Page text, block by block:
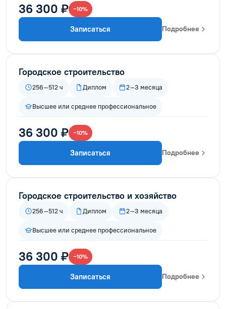
36 300 ₽ −10%
Записаться Подробнее
Городское строительство
256–512 ч Диплом 2–3 месяца
Высшее или среднее профессиональное
36 300 ₽ −10%
Записаться Подробнее
Городское строительство и хозяйство
256–512 ч Диплом 2–3 месяца
Высшее или среднее профессиональное
36 300 ₽ −10%
Записаться Подробнее